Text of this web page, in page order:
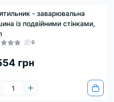
з гарячою водою
200 градусів за
безпечну
приготування їжі. У
тому у вас буде окріп
Ці диспенсери
що підходить для будь-
або прилавку, тому ви
- заварювальна
із подвійними стінками,
0
грн